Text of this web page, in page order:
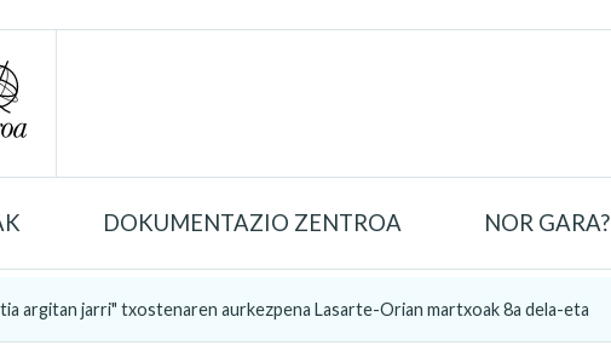
DOKUMENTAZIO ZENTROA NOR GARA?
argitan jarri" txostenaren aurkezpena Lasarte-Orian martxoak 8a dela-eta